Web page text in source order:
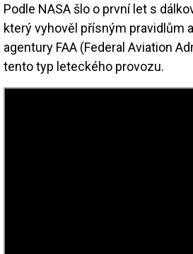
Podle NASA šlo o první let s
který vyhověl přísným pravidlům
agentury FAA (Federal Aviation
tento typ leteckého provozu.